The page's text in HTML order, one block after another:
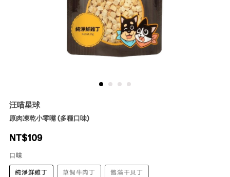
汪喵星球
原肉凍乾小零嘴 (多種口味)
NT$109
口味
純淨鮮雞丁
草飼牛肉丁 飽滿干貝丁